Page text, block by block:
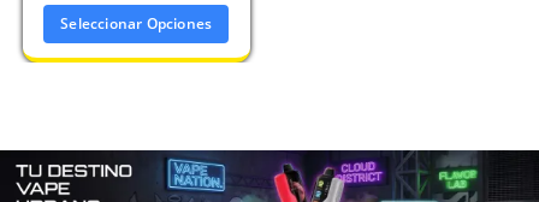
Seleccionar Opciones